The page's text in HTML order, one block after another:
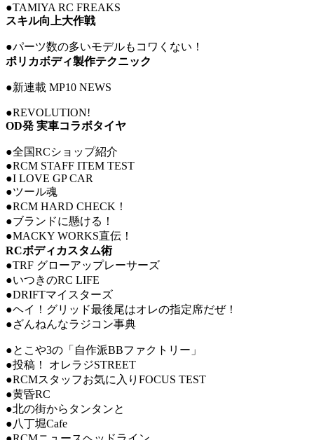
●TAMIYA RC FREAKS
スキル向上大作戦
●パーツ数の多いモデルもコワくない！
ポリカボディ製作テクニック
●新連載 MP10 NEWS
●REVOLUTION!
OD発 実車コラボタイヤ
●全国RCショップ紹介
●RCM STAFF ITEM TEST
●I LOVE GP CAR
●ツール魂
●RCM HARD CHECK！
●ブランドに懸ける！
●MACKY WORKS直伝！
RCボディカスタム術
●TRF グローアップレーサーズ
●いつきのRC LIFE
●DRIFTマイスターズ
●ヘイ！グリッド最後尾はオレの指定席だぜ！
●ざんねんなラジコン事典
●とこや3の「自作派BBファクトリー」
●投稿！ オレラジSTREET
●RCMスタッフお気に入りFOCUS TEST
●黄昏RC
●北の街からタンタンと
●八丁堀Cafe